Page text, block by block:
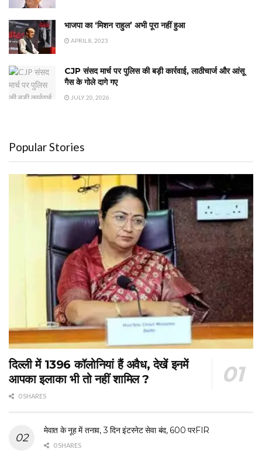
भाजपा का ‘मिशन राहुल’ अभी पूरा नहीं हुआ
APRIL 8, 2023
CJP संसद मार्च पर पुलिस की बड़ी कार्रवाई, लाठीचार्ज और आंसू
गैस के गोले दागे गए
JULY 20, 2026
Popular Stories
दिल्ली में 1396 कॉलोनियां हैं अवैध, देखें इनमें
आपका इलाका भी तो नहीं शामिल ?
0 SHARES
मेवात के नूह में तनाव, 3 दिन इंटरनेट सेवा बंद, 600 परFIR
0 SHARES